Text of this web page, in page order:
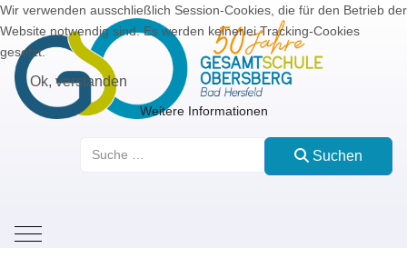
Suchen
Mobile Menu Toggle
Wir verwenden ausschließlich Session-Cookies, die für den Betrieb der
Website notwendig sind. Es werden keinerlei Tracking-Cookies
gesetzt.
Ok, verstanden
Weitere Informationen